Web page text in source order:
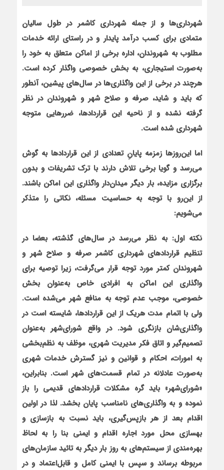
شهرداری‌ها و از جمله شهرداری کاشمر در طول سالیان
متمادی برای کسب درآمد پایدار و در راستای ارائه خدمات
مطلوب به شهروندان، اداره برخی از اماکن متعلق به خود را
به‌صورت استیجاری، به بخش خصوصی واگذار کرده است.
هرچند در برخی از این واگذاری‌ها در سال‌‌های پیشین، آن‏طور
که باید و شاید، صرفه و صلاح شهر و شهروندان در نظر
گرفته نشده و از ناحیه این قراردادها، ضررهایی متوجه
شهرداری شده است.
اما این‌روزها زمزمه پایانِ تعدادی از این قراردادها به گوش
می‌رسد و گویا برخی تلاش دارند با ترک تشریفات و بدون
برگزاری مزایده، بار دیگر میدان‌دار واگذاری این اماکن باشند.
از این‌رو با توجه به حساسیت مسئله، نکاتی را متذکر
می‌شویم:
نکته اول: به نظر می‌‎رسد در سال‌های گذشته، بعضا در
تنظیم قراردادهای شهرداری کاشمر صرفه و صلاح شهر و
شهروندان کمتر مورد توجه قرار می‌گرفت، زیرا توصیه برای
واگذاری این اماکن به افرادی خاص به‌عنوان بخش
خصوصی، موجب عدم توجه به منافع شهر می‌شده است.
ولی با اتمام مدت هریک از این قراردادها، شایسته است در
واگذاری‌شان بازنگری شود. در واقع شورای‌شهر به‌عنوان
تصمیم‌گیر و اتاق فکر مدیریت شهری، موظف به نظم‌بخشی
به امورات، احکام و قوانین و نیز گسترش خدمات شهری
به‌صورت عادلانه در تمام قسمت‌های شهر است. بنابراین،
«شورای‌شهر» باید گره‌ مشکلات قراردادهای قدیمی را باز
نموده و به واگذاری‌های نامناسب پایان بخشد. لذا در اولین
اقدام بعد از هر بازپس‌گیری، باید نسبت به بازسازی و
بهسازی محل مورد اجاره اقدام و ایمنی بنا را به لحاظ
بهره‌مندی از سیستم‌های به روز بار دیگر به تائید سازمان‌های
مربوطه برساند و سپس با ایمنی کامل و قابل‌اعتماد و در